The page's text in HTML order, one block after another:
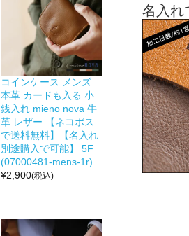
コインケース メンズ
本革 カードも入る 小
銭入れ mieno nova 牛
革 レザー 【ネコポス
で送料無料】【名入れ
別途購入で可能】 5F
(07000481-mens-1r)
¥2,900(税込)
名入れ